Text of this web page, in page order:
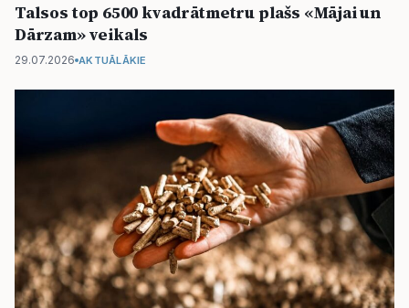
Talsos top 6500 kvadrātmetru plašs «Mājai un
Dārzam» veikals
29.07.2026 AKTUĀLĀKIE